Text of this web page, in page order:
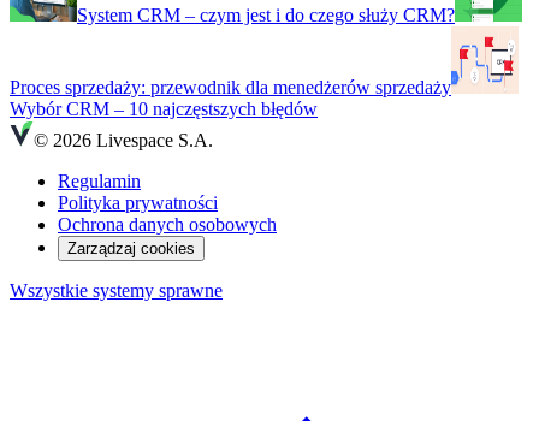
System CRM – czym jest i do czego służy CRM?
Proces sprzedaży: przewodnik dla menedżerów sprzedaży
Wybór CRM – 10 najczęstszych błędów
© 2026 Livespace S.A.
Regulamin
Polityka prywatności
Ochrona danych osobowych
Zarządzaj cookies
Wszystkie systemy sprawne